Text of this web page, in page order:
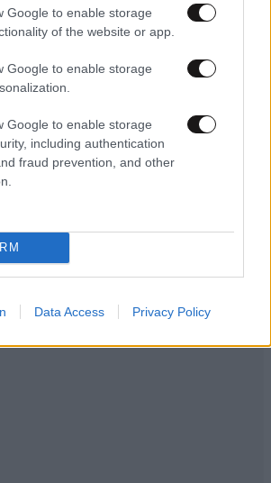
Google to enable storage
of the website or app.
Google to enable storage
Google to enable storage
including authentication
fraud prevention, and other
Data Access Privacy Policy